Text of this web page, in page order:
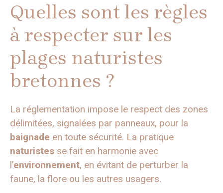
Quelles sont les règles
à respecter sur les
plages naturistes
bretonnes ?
La réglementation impose le respect des zones
délimitées, signalées par panneaux, pour la
baignade en toute sécurité. La pratique
naturistes se fait en harmonie avec
l’environnement, en évitant de perturber la
faune, la flore ou les autres usagers.